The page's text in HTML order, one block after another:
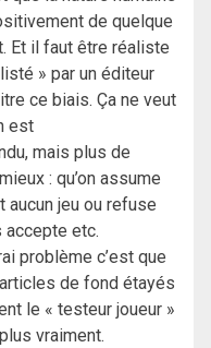
de quelque
Et il faut être réaliste
» par un éditeur
ce biais. Ça ne veut
est
mais plus de
: qu’on assume
aucun jeu ou refuse
accepte etc.
problème c’est que
de fond étayés
le « testeur joueur »
vraiment.